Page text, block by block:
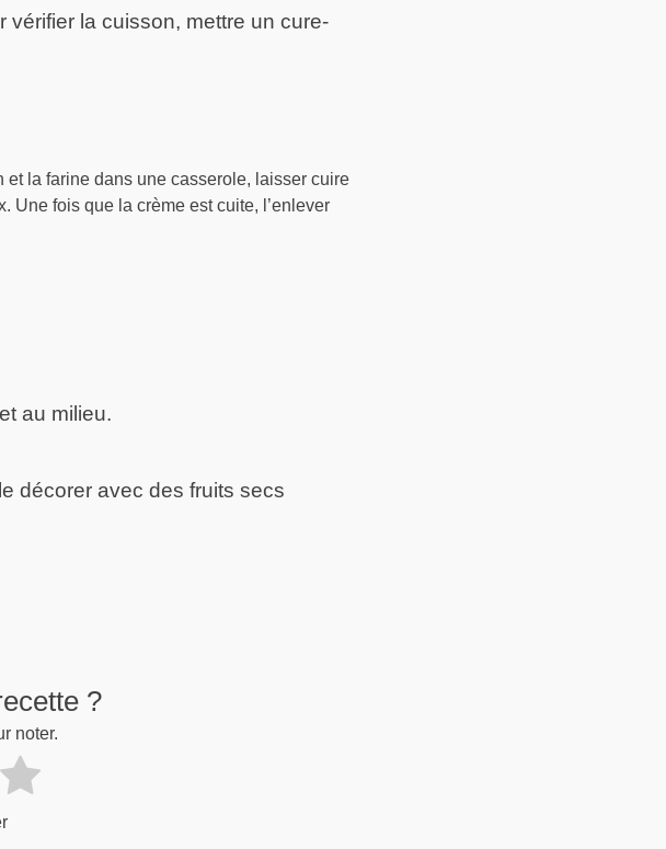
vérifier la cuisson, mettre un cure-
la farine dans une casserole, laisser cuire
Une fois que la crème est cuite, l’enlever
au milieu.
décorer avec des fruits secs
?
noter.